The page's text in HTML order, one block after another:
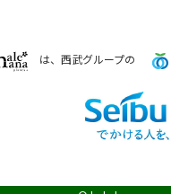
は、西武グループの